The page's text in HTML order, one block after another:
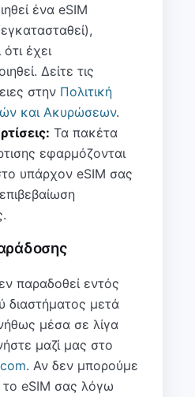
ένα eSIM
έχει
Δείτε τις
στην Πολιτική
και Ακυρώσεων.
Τα πακέτα
εφαρμόζονται
υπάρχον eSIM σας
παραδοθεί εντός
διαστήματος μετά
μέσα σε λίγα
μαζί μας στο
. Αν δεν μπορούμε
eSIM σας λόγω